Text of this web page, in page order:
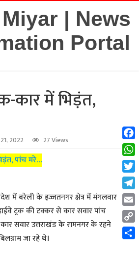
कार में भिड़ंत,
2022 27 Views
पांच मरे…
में बरेली के इज्जतनगर क्षेत्र में मंगलवार
ट्रक की टक्कर से कार सवार पांच
कार सवार उत्तराखंड के रामनगर के रहने
जा रहे थे।
Copy
Link